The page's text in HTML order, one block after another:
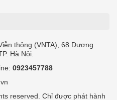
thông (VNTA), 68 Dương
Hà Nội.
0923457788
reserved. Chỉ được phát hành